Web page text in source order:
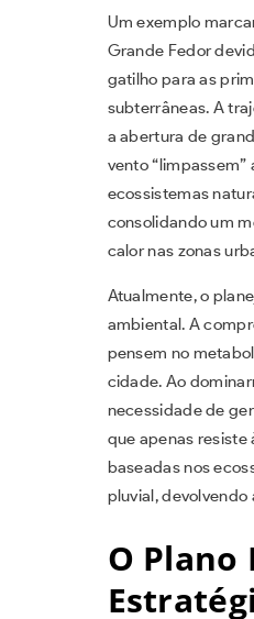
Um exemplo
Grande Fedor
gatilho para as
subterrâneas. A
a abertura de
vento
ecossistemas
consolidando um
calor nas zonas
Atualmente, o
ambiental. A
pensem no
cidade. Ao
necessidade de
que apenas resiste
baseadas nos
pluvial,
O